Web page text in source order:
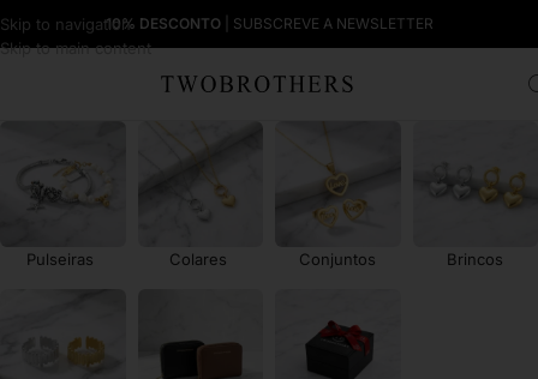
Skip to navigation
Skip to main content
10% DESCONTO| SUBSCREVE A NEWSLETTER
Pulseiras Colares Conjuntos Brincos